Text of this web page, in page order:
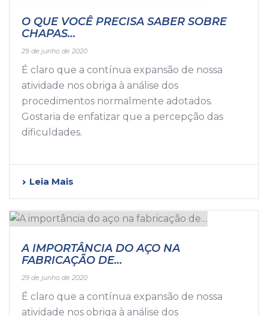
O QUE VOCÊ PRECISA SABER SOBRE
CHAPAS…
29 de junho de 2020
É claro que a contínua expansão de nossa
atividade nos obriga à análise dos
procedimentos normalmente adotados.
Gostaria de enfatizar que a percepção das
dificuldades.
Leia Mais
A IMPORTÂNCIA DO AÇO NA
FABRICAÇÃO DE…
29 de junho de 2020
É claro que a contínua expansão de nossa
atividade nos obriga à análise dos